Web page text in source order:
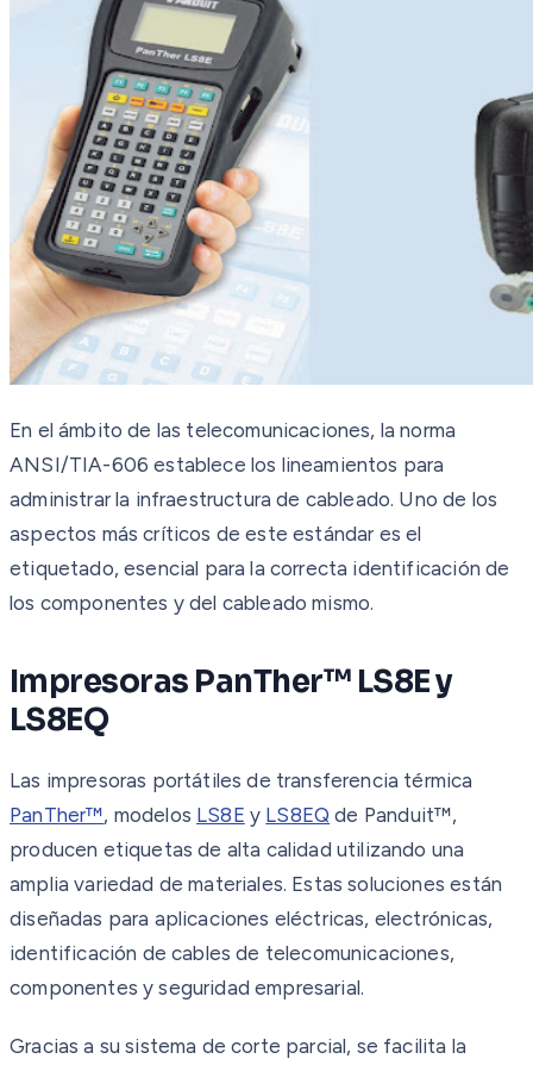
En el ámbito de las telecomunicaciones, la norma
ANSI/TIA-606 establece los lineamientos para
administrar la infraestructura de cableado. Uno de los
aspectos más críticos de este estándar es el
etiquetado, esencial para la correcta identificación de
los componentes y del cableado mismo.
Impresoras PanTher™ LS8E y
LS8EQ
Las impresoras portátiles de transferencia térmica
PanTher™, modelos LS8E y LS8EQ de Panduit™,
producen etiquetas de alta calidad utilizando una
amplia variedad de materiales. Estas soluciones están
diseñadas para aplicaciones eléctricas, electrónicas,
identificación de cables de telecomunicaciones,
componentes y seguridad empresarial.
Gracias a su sistema de corte parcial, se facilita la